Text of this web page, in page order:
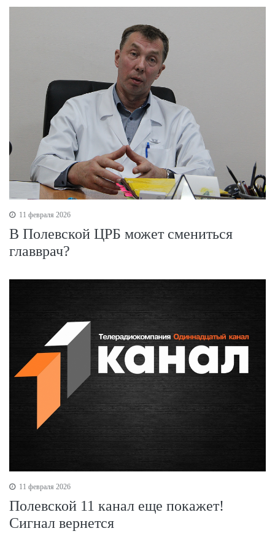
11 февраля 2026
В Полевской ЦРБ может смениться
главврач?
11 февраля 2026
Полевской 11 канал еще покажет!
Сигнал вернется